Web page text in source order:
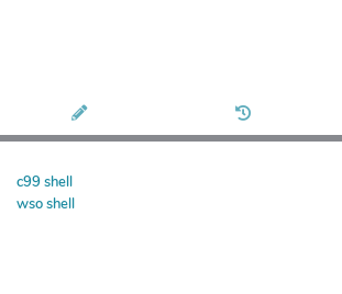
c99 shell
wso shell